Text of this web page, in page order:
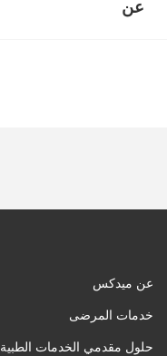
عن
عن ميدكس
خدمات المرضى
حلول مقدمي الخدمات الطبية